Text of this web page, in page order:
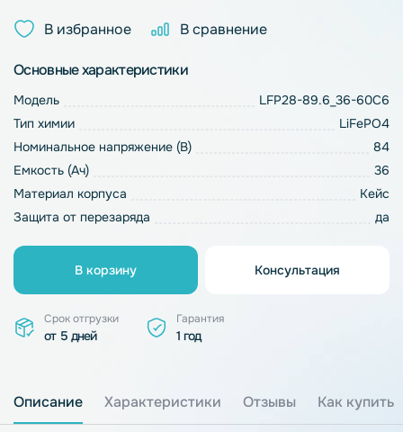
из
В избранное В сравнение
Основные характеристики
Модель
LFP28-89.6_36-60C6
Тип химии
LiFePO4
Номинальное напряжение (В)
84
Емкость (Ач)
36
Материал корпуса
Кейс
Защита от перезаряда
да
В корзину Консультация
Срок отгрузки
от 5 дней
Гарантия
1 год
Описание Характеристики Отзывы Как купить